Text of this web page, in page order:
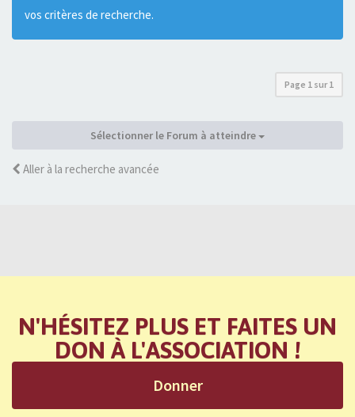
vos critères de recherche.
Page 1 sur1
Sélectionner le Forum à atteindre
Aller à la recherche avancée
N'HÉSITEZ PLUS ET FAITES UN
DON À L'ASSOCIATION !
Donner